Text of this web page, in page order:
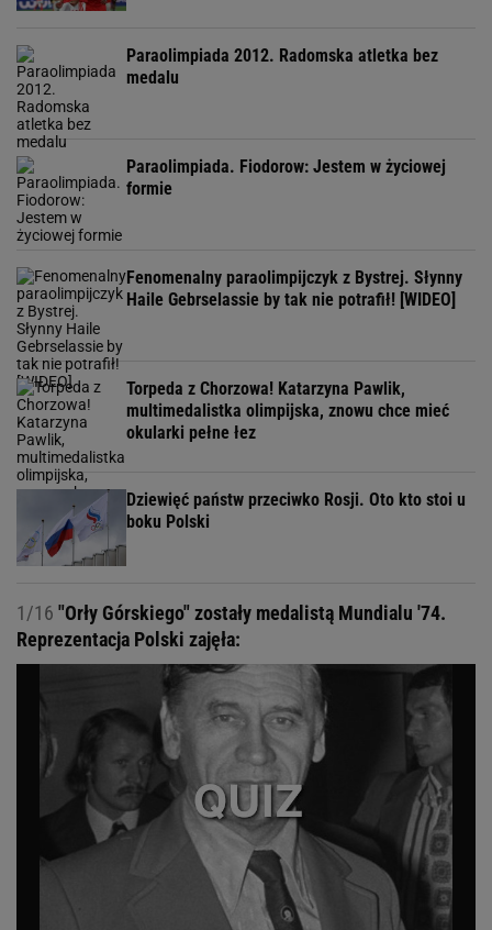
Paraolimpiada 2012. Radomska atletka bez
medalu
Paraolimpiada. Fiodorow: Jestem w życiowej
formie
Fenomenalny paraolimpijczyk z Bystrej. Słynny
Haile Gebrselassie by tak nie potrafił! [WIDEO]
Torpeda z Chorzowa! Katarzyna Pawlik,
multimedalistka olimpijska, znowu chce mieć
okularki pełne łez
Dziewięć państw przeciwko Rosji. Oto kto stoi u
boku Polski
1/16 "Orły Górskiego" zostały medalistą Mundialu '74.
Reprezentacja Polski zajęła: